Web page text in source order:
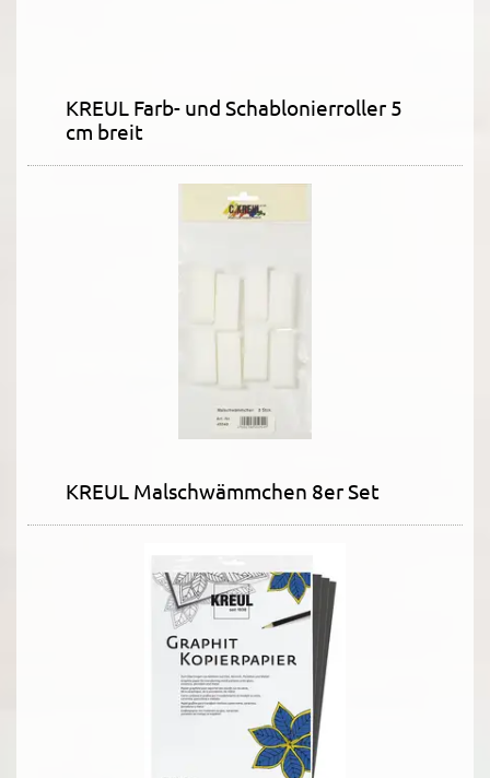
KREUL Farb- und Schablonierroller 5
cm breit
KREUL Malschwämmchen 8er Set